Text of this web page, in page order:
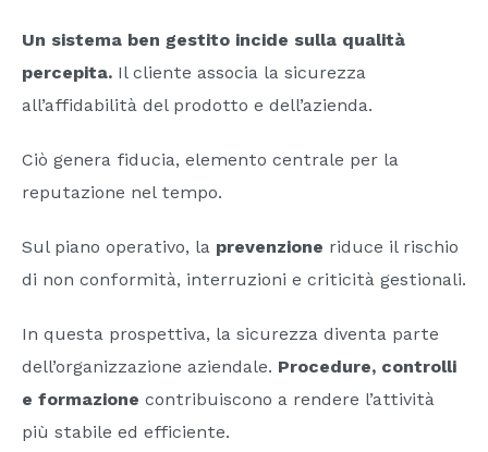
Un sistema ben gestito incide sulla qualità
percepita. Il cliente associa la sicurezza
all’affidabilità del prodotto e dell’azienda.
Ciò genera fiducia, elemento centrale per la
reputazione nel tempo.
Sul piano operativo, la prevenzione riduce il rischio
di non conformità, interruzioni e criticità gestionali.
In questa prospettiva, la sicurezza diventa parte
dell’organizzazione aziendale. Procedure, controlli
e formazione contribuiscono a rendere l’attività
più stabile ed efficiente.